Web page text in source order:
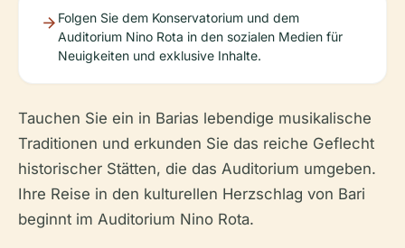
Folgen Sie dem Konservatorium und dem
Auditorium Nino Rota in den sozialen Medien für
Neuigkeiten und exklusive Inhalte.
Tauchen Sie ein in Barias lebendige musikalische
Traditionen und erkunden Sie das reiche Geflecht
historischer Stätten, die das Auditorium umgeben.
Ihre Reise in den kulturellen Herzschlag von Bari
beginnt im Auditorium Nino Rota.